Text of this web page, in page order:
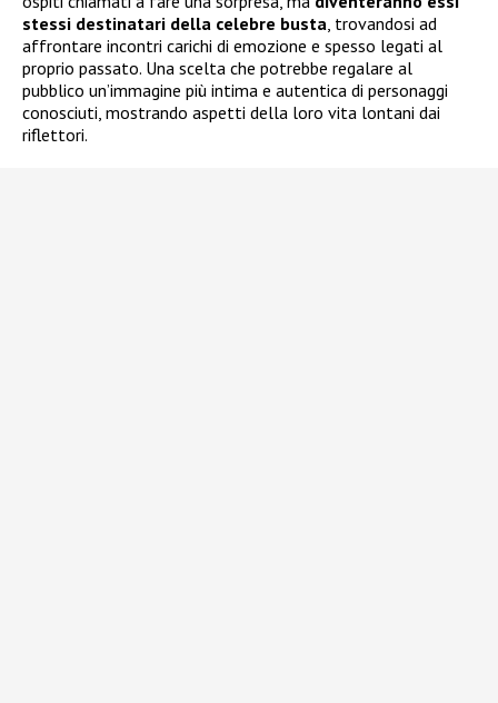
stessi destinatari della celebre busta , trovandosi ad
affrontare incontri carichi di emozione e spesso legati al
proprio passato. Una scelta che potrebbe regalare al
pubblico un’immagine più intima e autentica di personaggi
conosciuti, mostrando aspetti della loro vita lontani dai
riflettori.